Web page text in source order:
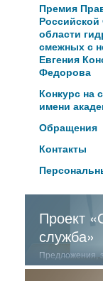
Премия
области
смежных с
Евгения
Федорова
Конкурс на
имени
Обращения
Контакты
Проект
служба»
Предложения,
отзывы о